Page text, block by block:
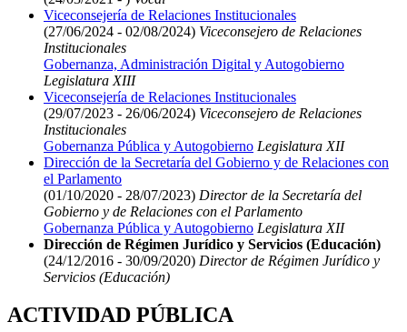
Viceconsejería de Relaciones Institucionales
(27/06/2024 - 02/08/2024) Viceconsejero de Relaciones
Institucionales
Gobernanza, Administración Digital y Autogobierno
Legislatura XIII
Viceconsejería de Relaciones Institucionales
(29/07/2023 - 26/06/2024) Viceconsejero de Relaciones
Institucionales
Gobernanza Pública y Autogobierno Legislatura XII
Dirección de la Secretaría del Gobierno y de Relaciones con
el Parlamento
(01/10/2020 - 28/07/2023) Director de la Secretaría del
Gobierno y de Relaciones con el Parlamento
Gobernanza Pública y Autogobierno Legislatura XII
Dirección de Régimen Jurídico y Servicios (Educación)
(24/12/2016 - 30/09/2020) Director de Régimen Jurídico y
Servicios (Educación)
ACTIVIDAD PÚBLICA